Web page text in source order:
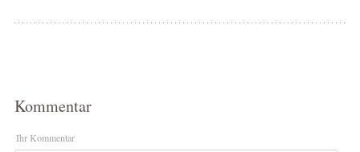
Kommentar
Ihr Kommentar